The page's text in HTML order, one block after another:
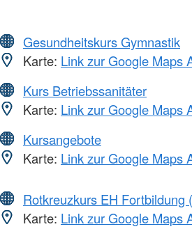
Gesundheitskurs Gymnastik
Karte: Link zur Google Maps
Kurs Betriebssanitäter
Karte: Link zur Google Maps
Kursangebote
Karte: Link zur Google Maps
Rotkreuzkurs EH Fortbildung
Karte: Link zur Google Maps